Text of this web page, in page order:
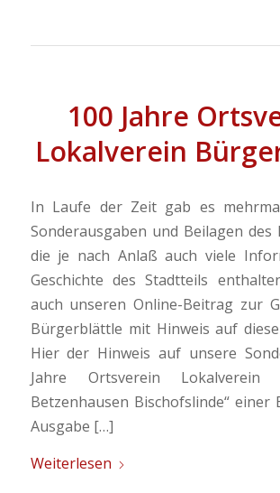
100 Jahre
Lokalverein
In Laufe der Zeit gab es
Sonderausgaben und Beilagen
die je nach Anlaß auch viele
Geschichte des Stadtteils
auch unseren Online-Beitrag zur
Bürgerblättle mit Hinweis auf
Hier der Hinweis auf unsere
Jahre Ortsverein Lokalverein
Betzenhausen Bischofslinde“ einer
Ausgabe […]
Weiterlesen